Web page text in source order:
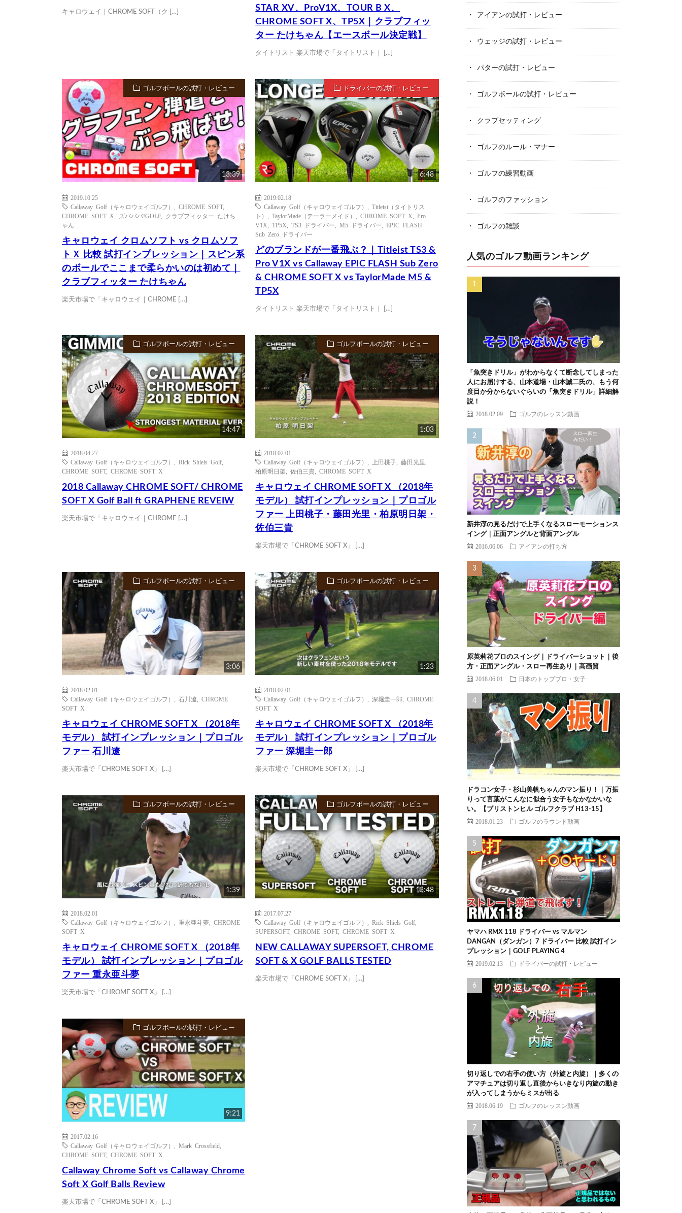
キャロウェイ｜CHROME SOFT（ク […]
STAR XV、ProV1X、TOUR B X、
CHROME SOFT X、TP5X｜クラブフィッ
ター たけちゃん【エースボール決定戦】
タイトリスト 楽天市場で「タイトリスト｜ […]
ゴルフボールの試打・レビュー
13:39
2019.10.25
Callaway Golf（キャロウェイゴルフ）
CHROME SOFT,
CHROME SOFT X
ズバババ!GOLF, クラブフィッター たけち
ゃん
キャロウェイ クロムソフト vs クロムソフ
トＸ 比較 試打インプレッション｜スピン系
のボールでここまで柔らかいのは初めて｜
クラブフィッター たけちゃん
楽天市場で「キャロウェイ｜CHROME […]
ドライバーの試打・レビュー
6:48
2019.02.18
Callaway Golf（キャロウェイゴルフ）
,Titleist（タイトリス
ト）
,TaylorMade（テーラーメイド） ,CHROME SOFT X ,Pro
V1X
,TP5X ,TS3 ドライバー ,M5 ドライバー ,EPIC FLASH
Sub Zero ドライバー
どのブランドが一番飛ぶ？｜Titleist TS3 &
Pro V1X vs Callaway EPIC FLASH Sub Zero
& CHROME SOFT X vs TaylorMade M5 &
TP5X
タイトリスト 楽天市場で「タイトリスト｜ […]
ゴルフボールの試打・レビュー
14:47
2018.04.27
Callaway Golf（キャロウェイゴルフ）
Rick Shiels Golf
CHROME SOFT, CHROME SOFT X
2018 Callaway CHROME SOFT/ CHROME
SOFT X Golf Ball ft GRAPHENE REVEIW
楽天市場で「キャロウェイ｜CHROME […]
ゴルフボールの試打・レビュー
1:03
2018.02.01
Callaway Golf（キャロウェイゴルフ）
上田桃子 ,藤田光里
柏原明日架
,佐伯三貴 ,CHROME SOFT X
キャロウェイ CHROME SOFT X （2018年
モデル） 試打インプレッション｜プロゴル
ファー 上田桃子・藤田光里・柏原明日架・
佐伯三貴
楽天市場で「CHROME SOFT X」 […]
ゴルフボールの試打・レビュー
3:06
2018.02.01
Callaway Golf（キャロウェイゴルフ）
石川遼
CHROME
SOFT X
キャロウェイ CHROME SOFT X （2018年
モデル） 試打インプレッション｜プロゴル
ファー 石川遼
楽天市場で「CHROME SOFT X」 […]
ゴルフボールの試打・レビュー
1:23
2018.02.01
Callaway Golf（キャロウェイゴルフ）
,深堀圭一郎 ,CHROME
SOFT X
キャロウェイ CHROME SOFT X （2018年
モデル） 試打インプレッション｜プロゴル
ファー 深堀圭一郎
楽天市場で「CHROME SOFT X」 […]
ゴルフボールの試打・レビュー
1:39
2018.02.01
Callaway Golf（キャロウェイゴルフ）
重永亜斗夢
CHROME
SOFT X
キャロウェイ CHROME SOFT X （2018年
モデル） 試打インプレッション｜プロゴル
ファー 重永亜斗夢
楽天市場で「CHROME SOFT X」 […]
ゴルフボールの試打・レビュー
13:48
2017.07.27
Callaway Golf（キャロウェイゴルフ）
,Rick Shiels Golf
SUPERSOFT,CHROME SOFT,CHROME SOFT X
NEW CALLAWAY SUPERSOFT, CHROME
SOFT & X GOLF BALLS TESTED
楽天市場で「CHROME SOFT X」 […]
ゴルフボールの試打・レビュー
9:21
2017.02.16
Callaway Golf（キャロウェイゴルフ）
Mark Crossfield
CHROME SOFT, CHROME SOFT X
Callaway Chrome Soft vs Callaway Chrome
Soft X Golf Balls Review
楽天市場で「CHROME SOFT X」 […]
アイアンの試打・レビュー
ウェッジの試打・レビュー
パターの試打・レビュー
ゴルフボールの試打・レビュー
クラブセッティング
ゴルフのルール・マナー
ゴルフの練習動画
ゴルフのファッション
ゴルフの雑談
人気のゴルフ動画ランキング
「魚突きドリル」がわからなくて断念してしまった
人にお届けする、山本道場・山本誠二氏の、もう何
度目か分からないぐらいの「魚突きドリル」詳細解
説！
2018.02.09 ゴルフのレッスン動画
新井淳の見るだけで上手くなるスローモーションス
イング｜正面アングルと背面アングル
2016.06.06 アイアンの打ち方
原英莉花プロのスイング｜ドライバーショット｜後
方・正面アングル・スロー再生あり｜高画質
2018.06.01 日本のトッププロ・女子
ドラコン女子・杉山美帆ちゃんのマン振り！｜万振
りって言葉がこんなに似合う女子もなかなかいな
い。【ブリストンヒル ゴルフクラブ H13-15】
2018.01.23 ゴルフのラウンド動画
ヤマハ RMX 118 ドライバー vs マルマン
DANGAN（ダンガン）7 ドライバー 比較 試打イン
プレッション｜GOLF PLAYING 4
2019.02.13 ドライバーの試打・レビュー
切り返しでの右手の使い方（外旋と内旋）｜多くの
アマチュアは切り返し直後からいきなり内旋の動き
が入ってしまうからミスが出る
2018.06.19 ゴルフのレッスン動画